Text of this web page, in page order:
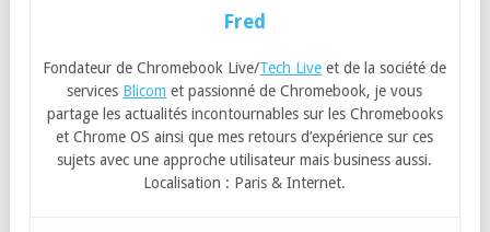
Fred
Fondateur de Chromebook Live/Tech Live et de la société de
services Blicom et passionné de Chromebook, je vous
partage les actualités incontournables sur les Chromebooks
et Chrome OS ainsi que mes retours d’expérience sur ces
sujets avec une approche utilisateur mais business aussi.
Localisation : Paris & Internet.